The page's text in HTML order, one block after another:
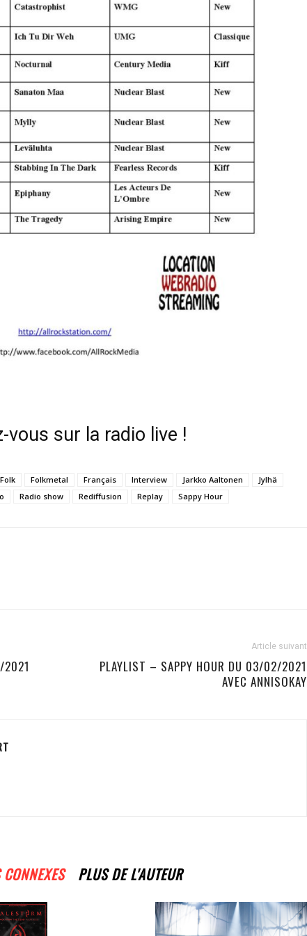
vous sur la radio live !
Folk Folkmetal Français Interview Jarkko Aaltonen
Jylhä
Radio show Rediffusion Replay Sappy Hour
2021
Article suivant
PLAYLIST – SAPPY HOUR DU 03/02/2021
AVEC ANNISOKAY
PLUS DE L'AUTEUR